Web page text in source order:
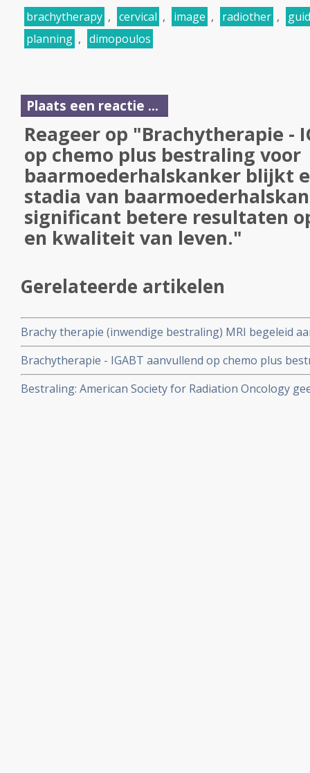
brachytherapy , cervical , image , radiother ,
planning , dimopoulos
Plaats een reactie ...
Reageer op "Brachytherapie -
op chemo plus bestraling voor
baarmoederhalskanker blijkt
stadia van
significant betere resultaten
en kwaliteit van leven."
Gerelateerde artikelen
Brachy therapie (inwendige bestraling) MRI begeleid
radiotherapie bij baarmoederhalskanker geeft 20
overleving op 2 jaar dan uitwendige bestraling hoge
Brachytherapie - IGABT aanvullend op chemo plus
baarmoederhalskanker blijkt effectief voor alle stadia
geeft significant betere resultaten op overlevingstijd
Bestraling: American Society for Radiation Oncology